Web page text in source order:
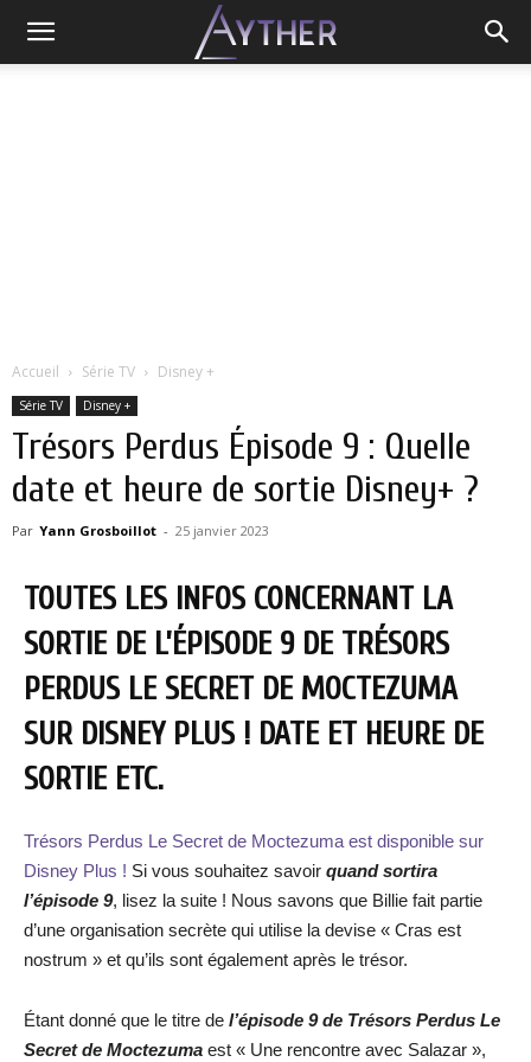
Accueil Série TV Disney +
Série TV Disney +
Trésors Perdus Épisode 9 : Quelle
date et heure de sortie Disney+ ?
Par Yann Grosboillot - 25 janvier 2023
TOUTES LES INFOS CONCERNANT LA
SORTIE DE L’ÉPISODE 9 DE TRÉSORS
PERDUS LE SECRET DE MOCTEZUMA
SUR DISNEY PLUS ! DATE ET HEURE DE
SORTIE ETC.
Trésors Perdus Le Secret de Moctezuma est disponible sur
Disney Plus ! Si vous souhaitez savoir quand sortira
l’épisode 9, lisez la suite ! Nous savons que Billie fait partie
d’une organisation secrète qui utilise la devise « Cras est
nostrum » et qu’ils sont également après le trésor.
Étant donné que le titre de l’épisode 9 de Trésors Perdus Le
Secret de Moctezuma est « Une rencontre avec Salazar »,